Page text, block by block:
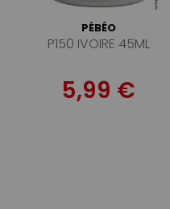
PÉBÉO
P150 IVOIRE 45ML
5,99 €